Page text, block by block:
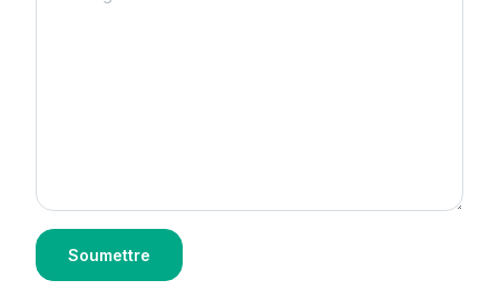
Leave
this
blank
Soumettre